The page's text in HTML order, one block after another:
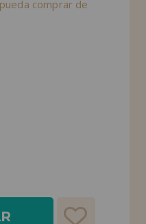
comprar de